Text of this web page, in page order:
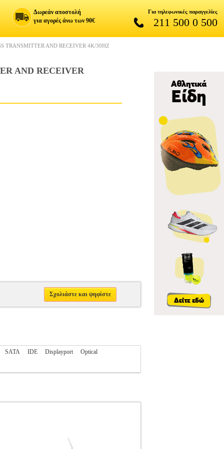
Δωρεάν αποστολή
για αγορές άνω των 90€
Για τηλεφωνικές παραγγελίες
211 500 0 500
TRANSMITTER AND RECEIVER 4K/30HZ
AND RECEIVER
Σχολιάστε και ψηφίστε
SATA IDE Displayport
Optical